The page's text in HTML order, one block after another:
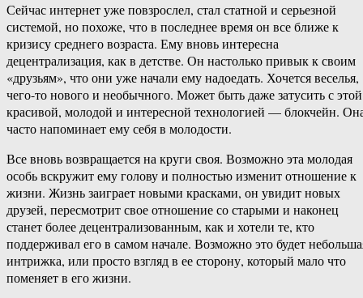
Сейчас интернет уже повзрослел, стал статной и серьезной
системой, но похоже, что в последнее время он все ближе к
кризису среднего возраста. Ему вновь интересна
децентрализация, как в детстве. Он настолько привык к своим
«друзьям», что они уже начали ему надоедать. Хочется веселья,
чего-то нового и необычного. Может быть даже затусить с этой
красивой, молодой и интересной технологией — блокчейн.
часто напоминает ему себя в молодости.
Все вновь возвращается на круги своя. Возможно эта молодая
особь вскружит ему голову и полностью изменит отношение к
жизни. Жизнь заиграет новыми красками, он увидит новых
друзей, пересмотрит свое отношение со старыми и наконец
станет более децентрализованным, как и хотели те, кто
поддерживал его в самом начале. Возможно это будет
интрижка, или просто взгляд в ее сторону, который мало что
поменяет в его жизни.